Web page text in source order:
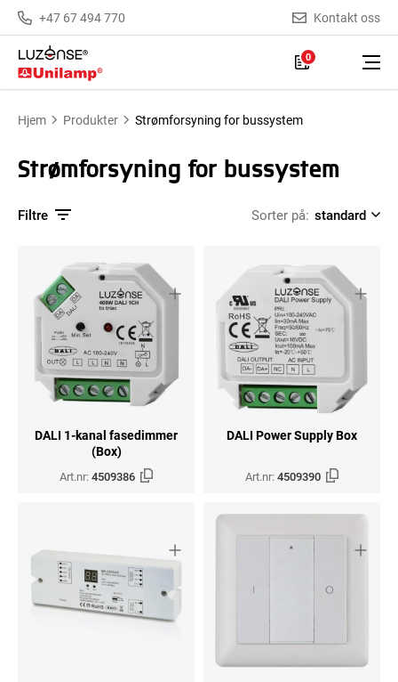
+47 67 494 770 Kontakt oss
0
Hjem Produkter Strømforsyning for bussystem
Strømforsyning for bussystem
Filtre Sorter på:
DALI 1-kanal fasedimmer
(Box)
Art.nr:4509386
DALI Power Supply Box
Art.nr:4509390